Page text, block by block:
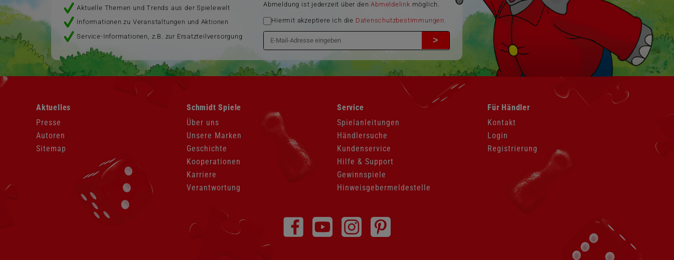
Aktuelle Themen und Trends aus der Spielewelt
Informationen zu Veranstaltungen und Aktionen
Service-Informationen, z.B. zur Ersatzteilversorgung
Abmeldung ist jederzeit über denAbmeldelink möglich.
Hiermit akzeptiere ich die Datenschutzbestimmungen
>
überspringen
Aktuelles
Presse
Autoren
Sitemap
Navigation
überspringen
Schmidt Spiele
Über uns
Unsere Marken
Geschichte
Kooperationen
Karriere
Verantwortung
Navigation
überspringen
Service
Spielanleitungen
Händlersuche
Kundenservice
Hilfe & Support
Gewinnspiele
Hinweisgebermeldestelle
Navigation
überspringen
Für Händler
Kontakt
Login
Registrierung